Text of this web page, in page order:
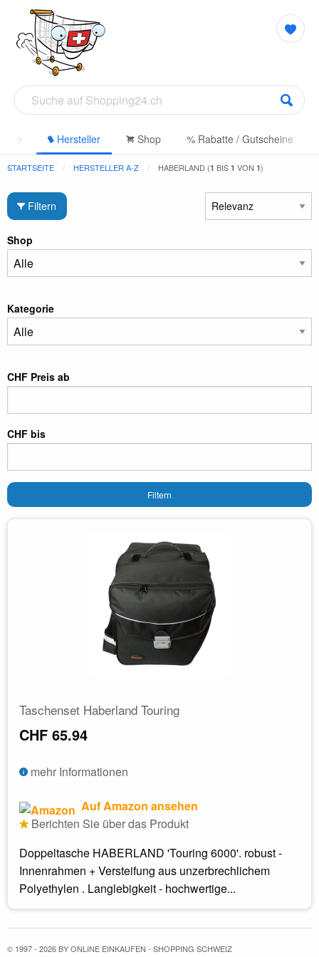
Hersteller Shop % Rabatte / Gutscheine
STARTSEITE HERSTELLER A-Z HABERLAND (1 BIS 1 VON 1)
Filtern
Shop
Kategorie
CHF Preis ab
CHF bis
Filtern
Taschenset Haberland Touring
CHF 65.94
mehr Informationen
Auf Amazon ansehen
Berichten Sie über das Produkt
Doppeltasche HABERLAND 'Touring 6000'. robust -
Innenrahmen + Versteifung aus unzerbrechlichem
Polyethylen . Langlebigkeit - hochwertige...
© 1997 - 2026 BY ONLINE EINKAUFEN - SHOPPING SCHWEIZ